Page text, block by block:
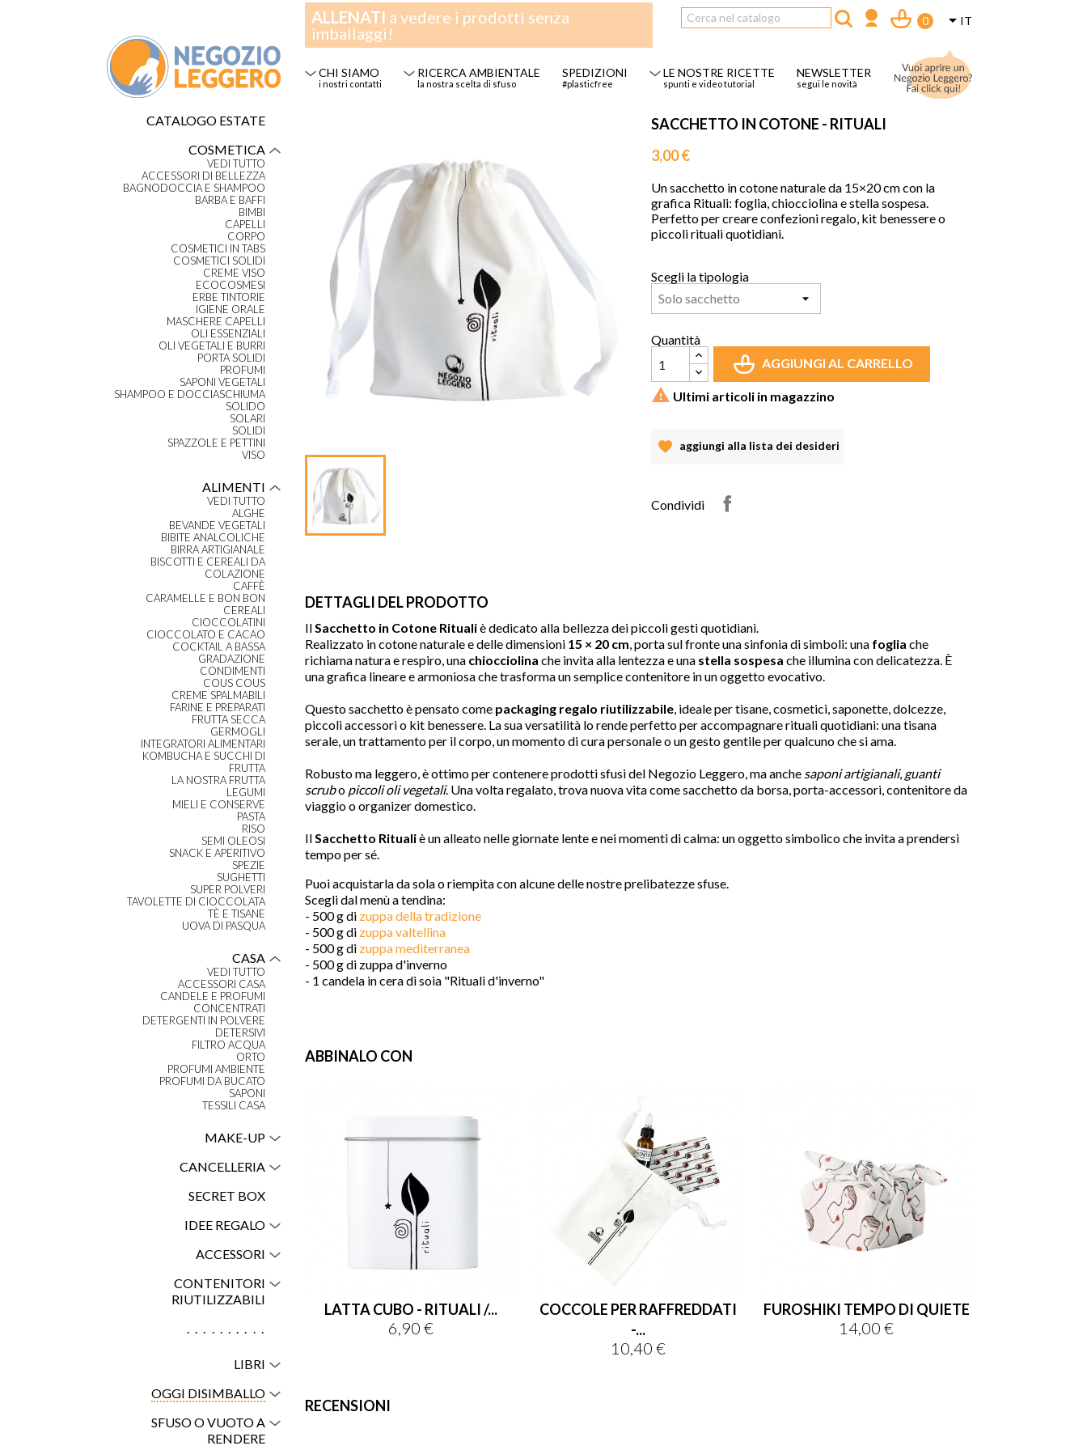
IT
0

ALLENATI a vedere i prodotti senza
imballaggi!
CHI SIAMO
i nostri contatti
RICERCA AMBIENTALE
la nostra scelta di sfuso
SPEDIZIONI
#plasticfree
LE NOSTRE RICETTE
spunti e video tutorial
NEWSLETTER
segui le novità
CATALOGO ESTATE
COSMETICA
VEDI TUTTO
ACCESSORI DI BELLEZZA
BAGNODOCCIA E SHAMPOO
BARBA E BAFFI
BIMBI
CAPELLI
CORPO
COSMETICI IN TABS
COSMETICI SOLIDI
CREME VISO
ECOCOSMESI
ERBE TINTORIE
IGIENE ORALE
MASCHERE CAPELLI
OLI ESSENZIALI
OLI VEGETALI E BURRI
PORTA SOLIDI
PROFUMI
SAPONI VEGETALI
SHAMPOO E DOCCIASCHIUMA
SOLIDO
SOLARI
SOLIDI
SPAZZOLE E PETTINI
VISO
ALIMENTI
VEDI TUTTO
ALGHE
BEVANDE VEGETALI
BIBITE ANALCOLICHE
BIRRA ARTIGIANALE
BISCOTTI E CEREALI DA
COLAZIONE
CAFFÈ
CARAMELLE E BON BON
CEREALI
CIOCCOLATINI
CIOCCOLATO E CACAO
COCKTAIL A BASSA
GRADAZIONE
CONDIMENTI
COUS COUS
CREME SPALMABILI
FARINE E PREPARATI
FRUTTA SECCA
GERMOGLI
INTEGRATORI ALIMENTARI
KOMBUCHA E SUCCHI DI
FRUTTA
LA NOSTRA FRUTTA
LEGUMI
MIELI E CONSERVE
PASTA
RISO
SEMI OLEOSI
SNACK E APERITIVO
SPEZIE
SUGHETTI
SUPER POLVERI
TAVOLETTE DI CIOCCOLATA
TÈ E TISANE
UOVA DI PASQUA
CASA
VEDI TUTTO
ACCESSORI CASA
CANDELE E PROFUMI
CONCENTRATI
DETERGENTI IN POLVERE
DETERSIVI
FILTRO ACQUA
ORTO
PROFUMI AMBIENTE
PROFUMI DA BUCATO
SAPONI
TESSILI CASA
MAKE-UP
CANCELLERIA
SECRET BOX
IDEE REGALO
ACCESSORI
CONTENITORI
RIUTILIZZABILI
..........
LIBRI
OGGI DISIMBALLO
SFUSO O VUOTO A
RENDERE
SACCHETTO IN COTONE - RITUALI
3,00 €
Un sacchetto in cotone naturale da 15×20 cm con la
grafica Rituali: foglia, chiocciolina e stella sospesa.
Perfetto per creare confezioni regalo, kit benessere o
piccoli rituali quotidiani.
Scegli la tipologia
Quantità

AGGIUNGI AL CARRELLO
 Ultimi articoli in magazzino
aggiungi alla lista dei desideri
Condividi
DETTAGLI DEL PRODOTTO
Il Sacchetto in Cotone Ritualiè dedicato alla bellezza dei piccoli gesti quotidiani.
Realizzato in cotone naturale e delle dimensioni 15 × 20 cm , porta sul fronte una sinfonia di simboli: una foglia che
richiama natura e respiro, una chiocciolina che invita alla lentezza e una stella sospesa che illumina con delicatezza. È
una grafica lineare e armoniosa che trasforma un semplice contenitore in un oggetto evocativo.
Questo sacchetto è pensato come packaging regalo riutilizzabile , ideale per tisane, cosmetici, saponette, dolcezze,
piccoli accessori o kit benessere. La sua versatilità lo rende perfetto per accompagnare rituali quotidiani: una tisana
serale, un trattamento per il corpo, un momento di cura personale o un gesto gentile per qualcuno che si ama.
Robusto ma leggero, è ottimo per contenere prodotti sfusi del Negozio Leggero, ma anche saponi artigianali, guanti
scrubo piccoli oli vegetali. Una volta regalato, trova nuova vita come sacchetto da borsa, porta-accessori, contenitore da
viaggio o organizer domestico.
Il Sacchetto Ritualiè un alleato nelle giornate lente e nei momenti di calma: un oggetto simbolico che invita a prendersi
tempo per sé.
Puoi acquistarla da sola o riempita con alcune delle nostre prelibatezze sfuse.
Scegli dal menù a tendina:
- 500 g di zuppa della tradizione
- 500 g di zuppa valtellina
- 500 g di zuppa mediterranea
- 500 g di zuppa d'inverno
- 1 candela in cera di soia "Rituali d'inverno"
ABBINALO CON
LATTA CUBO - RITUALI /...
Prezzo
6,90 €
COCCOLE PER RAFFREDDATI
-...
Prezzo
10,40 €
FUROSHIKI TEMPO DI QUIETE
Prezzo
14,00 €
RECENSIONI